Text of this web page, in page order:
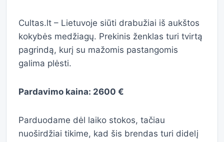
Cultas.lt – Lietuvoje siūti drabužiai iš aukštos
kokybės medžiagų. Prekinis ženklas turi tvirtą
pagrindą, kurį su mažomis pastangomis
galima plėsti.
Pardavimo kaina: 2600 €
Parduodame dėl laiko stokos, tačiau
nuoširdžiai tikime, kad šis brendas turi didelį